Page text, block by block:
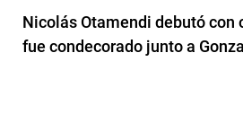
Nicolás Otamendi debutó con
fue condecorado junto a